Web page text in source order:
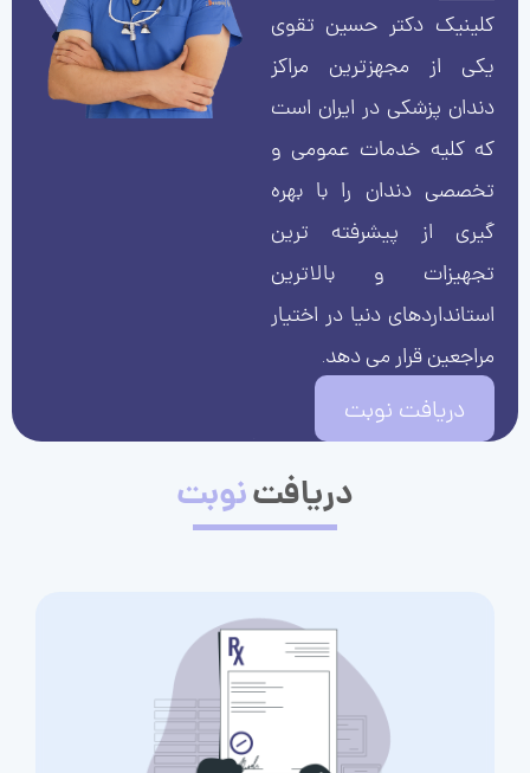
کلینیک دکتر حسین تقوی
یکی از مجهزترین مراکز
دندان پزشکی در ایران است
که کلیه خدمات عمومی و
تخصصی دندان را با بهره
گیری از پیشرفته ترین
تجهیزات و بالاترین
استانداردهای دنیا در اختیار
مراجعین قرار می دهد.
دریافت نوبت
دریافتنوبت